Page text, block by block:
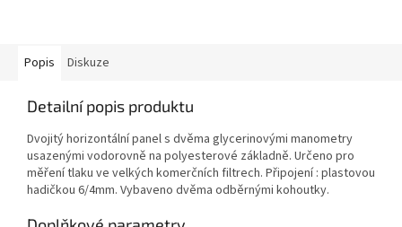
Popis Diskuze
Detailní popis produktu
Dvojitý horizontální panel s dvěma glycerinovými manometry
usazenými vodorovně na polyesterové základně. Určeno pro
měření tlaku ve velkých komerčních filtrech. Připojení : plastovou
hadičkou 6/4mm. Vybaveno dvěma odběrnými kohoutky.